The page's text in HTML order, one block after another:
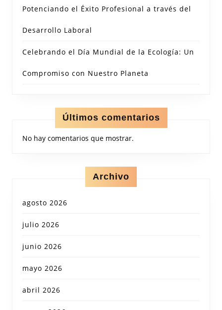
Potenciando el Éxito Profesional a través del
Desarrollo Laboral
Celebrando el Día Mundial de la Ecología: Un
Compromiso con Nuestro Planeta
Últimos comentarios
No hay comentarios que mostrar.
Archivo
agosto 2026
julio 2026
junio 2026
mayo 2026
abril 2026